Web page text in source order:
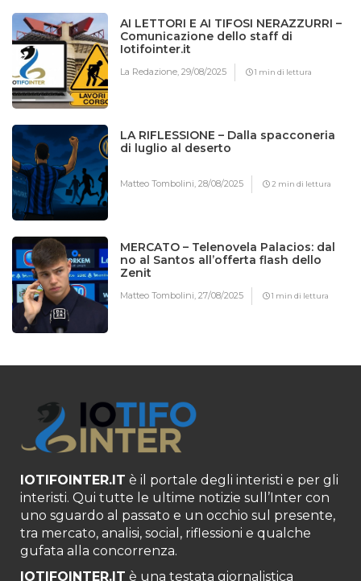
AI LETTORI E AI TIFOSI NERAZZURRI –
Comunicazione dello staff di
Iotifointer.it
La Redazione,29/08/2025 1 min di lettura
LA RIFLESSIONE – Dalla spacconeria
di luglio al deserto
Matteo Tombolini,28/08/2025 2 min di lettura
MERCATO – Telenovela Palacios: dal
no al Santos all’offerta flash dello
Zenit
Matteo Tombolini,27/08/2025 1 min di lettura
IOTIFOINTER.IT è il portale degli interisti e per gli
interisti. Qui tutte le ultime notizie sull’Inter con
uno sguardo al passato e un occhio sul presente,
tra mercato, analisi, social, riflessioni e qualche
gufata alla concorrenza.
IOTIFOINTER.IT è una testata giornalistica